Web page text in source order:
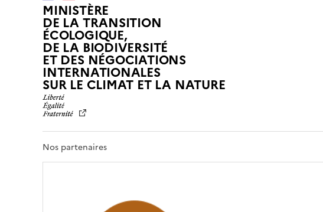
MINISTÈRE
DE LA TRANSITION
ÉCOLOGIQUE,
DE LA BIODIVERSITÉ
ET DES NÉGOCIATIONS
INTERNATIONALES
SUR LE CLIMAT ET LA NATUREL
R
É
Nos partenaires